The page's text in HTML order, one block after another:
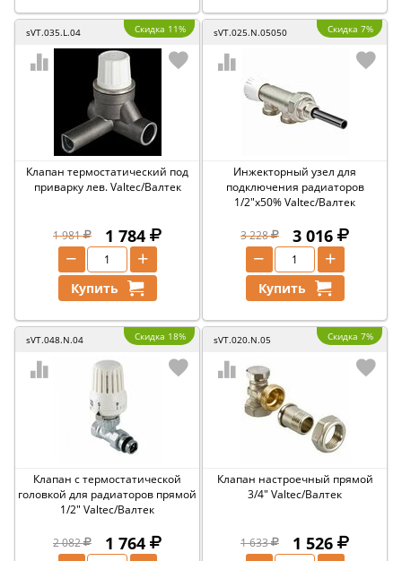
sVT.035.L.04 Скидка 11%
Клапан термостатический под
приварку лев. Valtec/Валтек
1 981 1 784
+
−
Купить
sVT.025.N.05050 Скидка 7%
Инжекторный узел для
подключения радиаторов
1/2"x50% Valtec/Валтек
3 228 3 016
+
−
Купить
sVT.048.N.04 Скидка 18%
Клапан с термостатической
головкой для радиаторов прямой
1/2" Valtec/Валтек
2 082 1 764
sVT.020.N.05 Скидка 7%
Клапан настроечный прямой
3/4" Valtec/Валтек
1 633 1 526